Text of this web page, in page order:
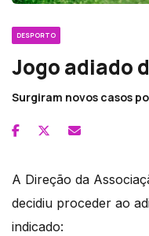
DESPORTO
Jogo adiado
Surgiram novos casos
A Direção da
decidiu proceder ao
indicado: